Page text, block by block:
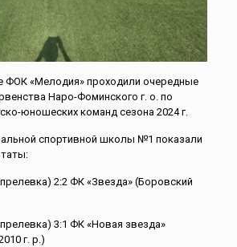
ФОК «Мелодия» проходили очередные
Наро-Фоминского г. о. по
юношеских команд сезона 2024 г.
спортивной школы №1 показали
2:2 ФК «Звезда» (Боровский
3:1 ФК «Новая звезда»
г. р.)